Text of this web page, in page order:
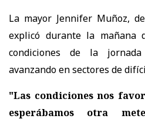
La mayor Jennifer Muñoz,
explicó durante la mañana
condiciones de la
avanzando en sectores de
"Las condiciones nos
esperábamos otra